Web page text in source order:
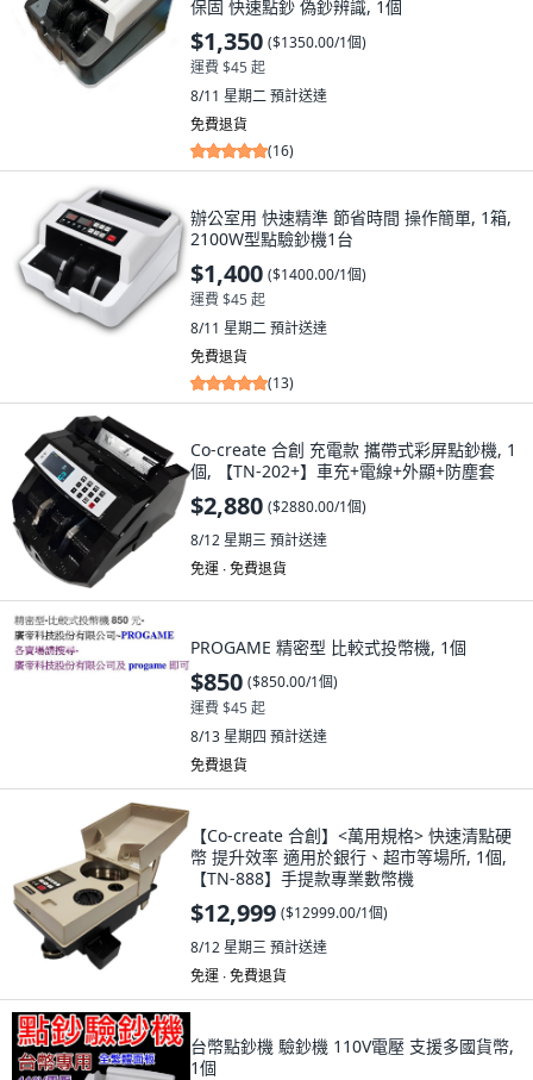
保固 快速點鈔 偽鈔辨識, 1個
$1,350 ($1350.00/1個)
運費 $45 起
8/11 星期二預計送達
免費退貨
(16)
辦公室用 快速精準 節省時間 操作簡單, 1箱,
2100W型點驗鈔機1台
$1,400 ($1400.00/1個)
運費 $45 起
8/11 星期二預計送達
免費退貨
(13)
Co-create 合創 充電款 攜帶式彩屏點鈔機, 1
個, 【TN-202+】車充+電線+外顯+防塵套
$2,880 ($2880.00/1個)
8/12 星期三預計送達
免運 ∙ 免費退貨
PROGAME 精密型 比較式投幣機, 1個
$850 ($850.00/1個)
運費 $45 起
8/13 星期四 預計送達
免費退貨
【Co-create 合創】<萬用規格> 快速清點硬
幣 提升效率 適用於銀行、超市等場所, 1個,
【TN-888】手提款專業數幣機
$12,999 ($12999.00/1個)
8/12 星期三預計送達
免運 ∙ 免費退貨
台幣點鈔機 驗鈔機 110V電壓 支援多國貨幣,
1個